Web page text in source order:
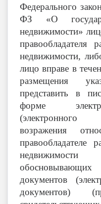
Федерального
ФЗ «О
недвижимости»
правообладателя
недвижимости,
лицо вправе в
размещения
представить в
форме
возражения
правообладателе
документов
документов)